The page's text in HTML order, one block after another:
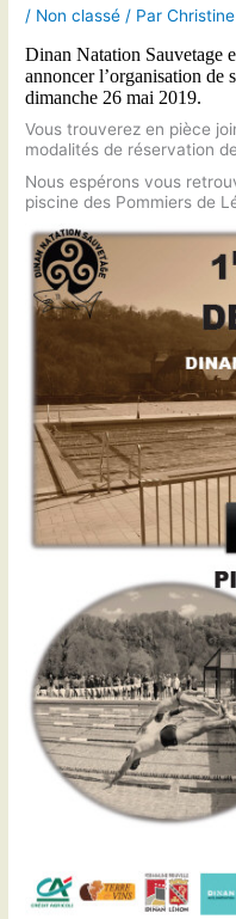
/ Non classé / Par
Dinan Natation Sauvetage
annoncerl’organisation de
dimanche 26 mai 2019.
Vous trouverez en pièce
modalités de réservation
Nous espérons vous
piscine des Pommiers de